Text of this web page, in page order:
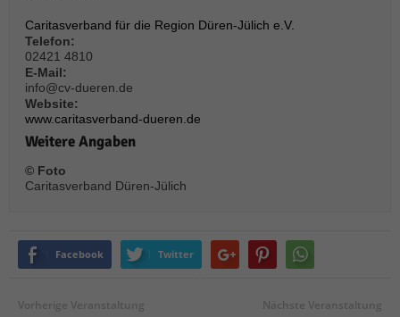
Caritasverband für die Region Düren-Jülich e.V.
Telefon:
02421 4810
E-Mail:
info@cv-dueren.de
Website:
www.caritasverband-dueren.de
Weitere Angaben
© Foto
Caritasverband Düren-Jülich
Facebook Twitter
Vorherige Veranstaltung Nächste Veranstaltung
mehr.
powered by Borlabs Cookie